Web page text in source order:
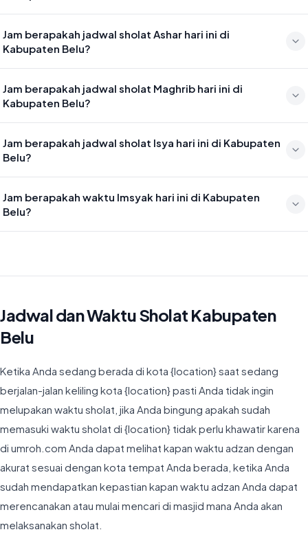
Jam berapakah jadwal sholat Ashar hari ini di
Kabupaten Belu?
Jam berapakah jadwal sholat Maghrib hari ini di
Kabupaten Belu?
Jam berapakah jadwal sholat Isya hari ini di Kabupaten
Belu?
Jam berapakah waktu Imsyak hari ini di Kabupaten
Belu?
Jadwal dan Waktu Sholat Kabupaten
Belu
Ketika Anda sedang berada di kota {location} saat sedang
berjalan-jalan keliling kota {location} pasti Anda tidak ingin
melupakan waktu sholat, jika Anda bingung apakah sudah
memasuki waktu sholat di {location} tidak perlu khawatir karena
di umroh.com Anda dapat melihat kapan waktu adzan dengan
akurat sesuai dengan kota tempat Anda berada, ketika Anda
sudah mendapatkan kepastian kapan waktu adzan Anda dapat
merencanakan atau mulai mencari di masjid mana Anda akan
melaksanakan sholat.